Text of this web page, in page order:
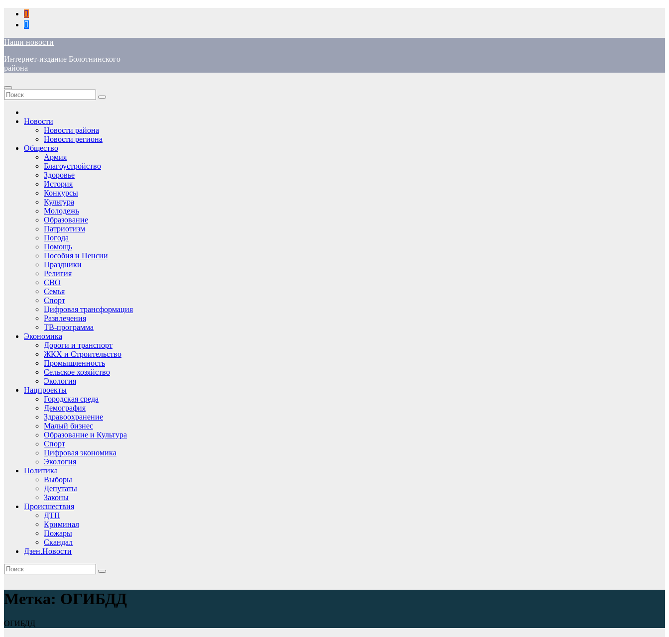
Перейти
содержимому
Наши новости
Интернет-издание Болотнинского
района
Новости
Новости района
Новости региона
Общество
Армия
Благоустройство
Здоровье
История
Конкурсы
Культура
Молодежь
Образование
Патриотизм
Погода
Помощь
Пособия и Пенсии
Праздники
Религия
СВО
Семья
Спорт
Цифровая трансформация
Развлечения
ТВ-программа
Экономика
Дороги и транспорт
ЖКХ и Строительство
Промышленность
Сельское хозяйство
Экология
Нацпроекты
Городская среда
Демография
Здравоохранение
Малый бизнес
Образование и Культура
Спорт
Цифровая экономика
Экология
Политика
Выборы
Депутаты
Законы
Происшествия
ДТП
Криминал
Пожары
Скандал
Дзен.Новости
Метка: ОГИБДД
ОГИБДД